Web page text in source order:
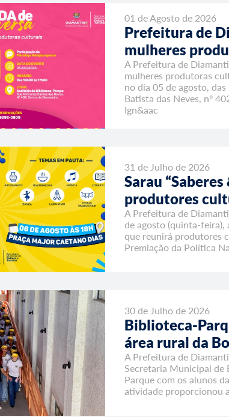
01 de Agosto de 2026
Prefeitura de
mulheres
A Prefeitura de
mulheres produtoras
no dia 05 de agosto,
Batista das Neves, nº
Ign&aac
31 de Julho de 2026
Sarau
produtores
A Prefeitura de
de agosto (quinta-feira),
que reunirá produtores
Premiação da Política
30 de Julho de 2026
Biblioteca-
área rural da
A Prefeitura de
Secretaria Municipal de
Parque com os alunos
atividade proporcionou